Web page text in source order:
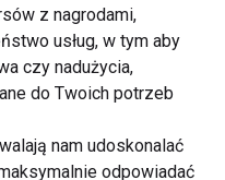
Dynamiczny rozwój
RMG GYM. W 2
z nagrodami,
usług, w tym aby
czy nadużycia,
do Twoich potrzeb
nam udoskonalać
odpowiadać